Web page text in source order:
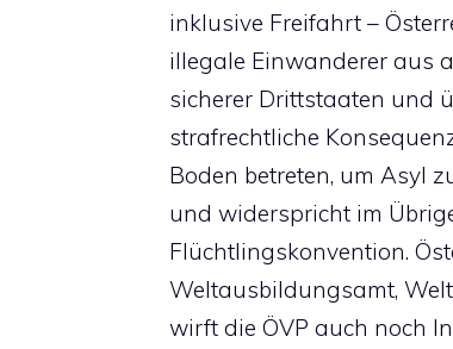
inklusive Freifahrt –
illegale Einwanderer aus
sicherer Drittstaaten und
strafrechtliche
Boden betreten, um Asyl
und widerspricht im
Flüchtlingskonvention.
Weltausbildungsamt,
wirft die ÖVP auch noch